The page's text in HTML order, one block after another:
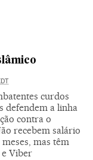
curdos
defendem a linha
contra o
recebem salário
mas têm
e Viber